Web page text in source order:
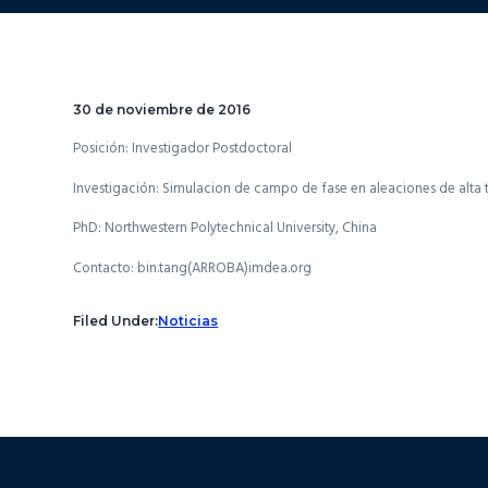
30 de noviembre de 2016
Posición: Investigador Postdoctoral
Investigación: Simulacion de campo de fase en aleaciones de alta
PhD: Northwestern Polytechnical University, China
Contacto: bin.tang(ARROBA)imdea.org
Filed Under:Noticias